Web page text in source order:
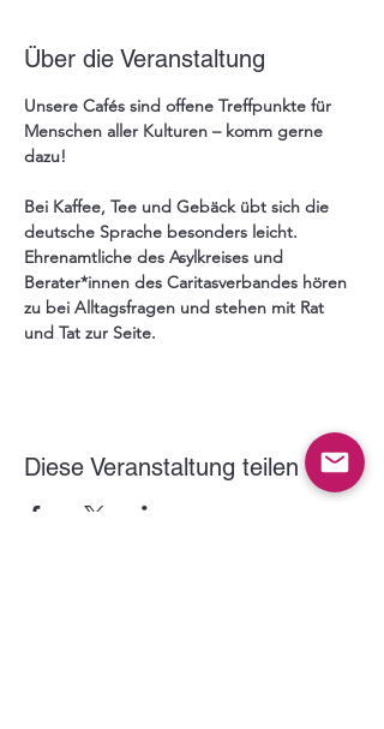
Über die Veranstaltung
Unsere Cafés sind offene Treffpunkte für
Menschen aller Kulturen – komm gerne
dazu!
Bei Kaffee, Tee und Gebäck übt sich die
deutsche Sprache besonders leicht.
Ehrenamtliche des Asylkreises und
Berater*innen des Caritasverbandes hören
zu bei Alltagsfragen und stehen mit Rat
und Tat zur Seite.
Diese Veranstaltung teilen